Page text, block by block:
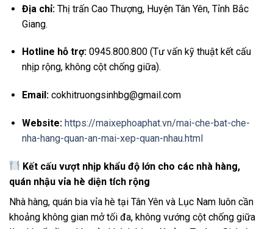
Địa chỉ:Thị trấn Cao Thượng, Huyện Tân Yên, Tỉnh Bắc
Giang.
Hotline hỗ trợ:0945.800.800 (Tư vấn kỹ thuật kết cấu
nhịp rộng, không cột chống giữa).
Email:cokhitruongsinhbg@gmail.com
Website: https://maixephoaphat.vn/mai-che-bat-che-
nha-hang-quan-an-mai-xep-quan-nhau.html
Kết cấu vượt nhịp khẩu độ lớn cho các nhà hàng,
quán nhậu vỉa hè diện tích rộng
Nhà hàng, quán bia vỉa hè tại Tân Yên và Lục Nam luôn cần
khoảng không gian mở tối đa, không vướng cột chống giữa